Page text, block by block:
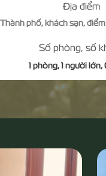
Địa điểm
Số phòng, số
1phòng, 1người lớn,